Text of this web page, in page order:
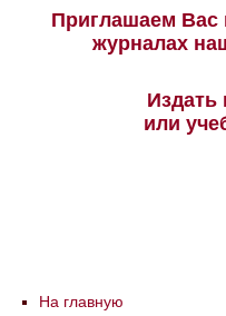
Приглашаем Вас
журналах
или
На главную